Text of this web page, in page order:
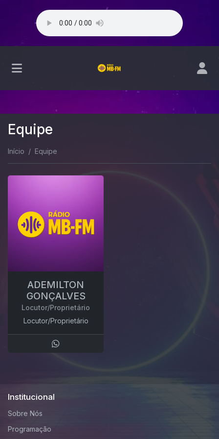
Equipe
Início Equipe
ADEMILTON
GONÇALVES
Locutor/Proprietário
Locutor/Proprietário
Institucional
Sobre Nós
Programação